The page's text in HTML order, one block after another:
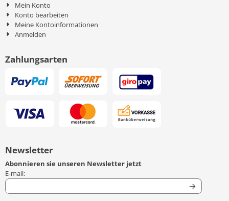
Mein Konto
Konto bearbeiten
Meine Kontoinformationen
Anmelden
Zahlungsarten
Newsletter
Abonnieren sie unseren Newsletter jetzt
E-mail:Geben Sie Ihre E-Mail-Adresse für den Newsletter ein